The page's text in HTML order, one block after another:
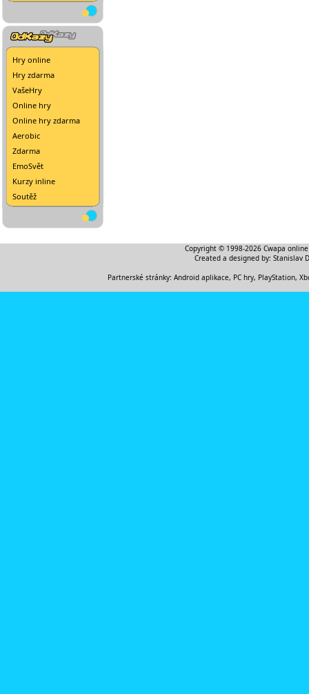
Hry online
Hry zdarma
VašeHry
Online hry
Online hry zdarma
Aerobic
Zdarma
EmoSvět
Kurzy inline
Soutěž
Copyright © 1998-2026 Cwapa
Created a designed by: Stanislav
Partnerské stránky: Android aplikace, PC hry, PlayStation,